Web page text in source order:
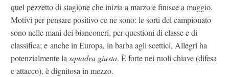
quel pezzetto di stagione che inizia a marzo e finisce a maggio.
Motivi per pensare positivo ce ne sono: le sorti del campionato
sono nelle mani dei bianconeri, per questioni di classe e di
classifica; e anche in Europa, in barba agli scettici, Allegri ha
potenzialmente la squadra giusta. È forte nei ruoli chiave (difesa
e attacco), è dignitosa in mezzo.